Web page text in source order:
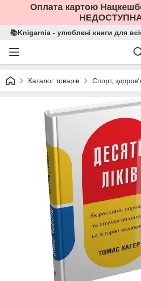
Оплата картою
📚Knigarnia - улюблені книги для
Каталог товарів Спорт,